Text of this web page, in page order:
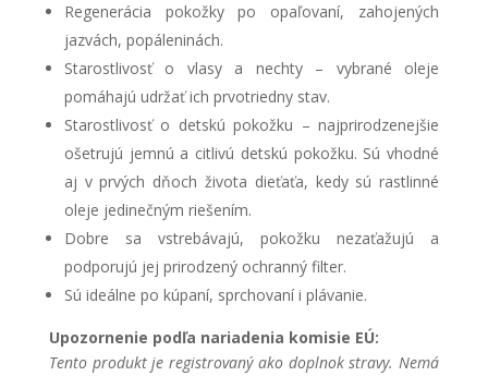
Regenerácia pokožky po opaľovaní, zahojených
jazvách, popáleninách.
Starostlivosť o vlasy a nechty – vybrané oleje
pomáhajú udržať ich prvotriedny stav.
Starostlivosť o detskú pokožku – najprirodzenejšie
ošetrujú jemnú a citlivú detskú pokožku. Sú vhodné
aj v prvých dňoch života dieťaťa, kedy sú rastlinné
oleje jedinečným riešením.
Dobre sa vstrebávajú, pokožku nezaťažujú a
podporujú jej prirodzený ochranný filter.
Sú ideálne po kúpaní, sprchovaní i plávanie.
Upozornenie podľa nariadenia komisie EÚ:
Tento produkt je registrovaný ako doplnok stravy. Nemá